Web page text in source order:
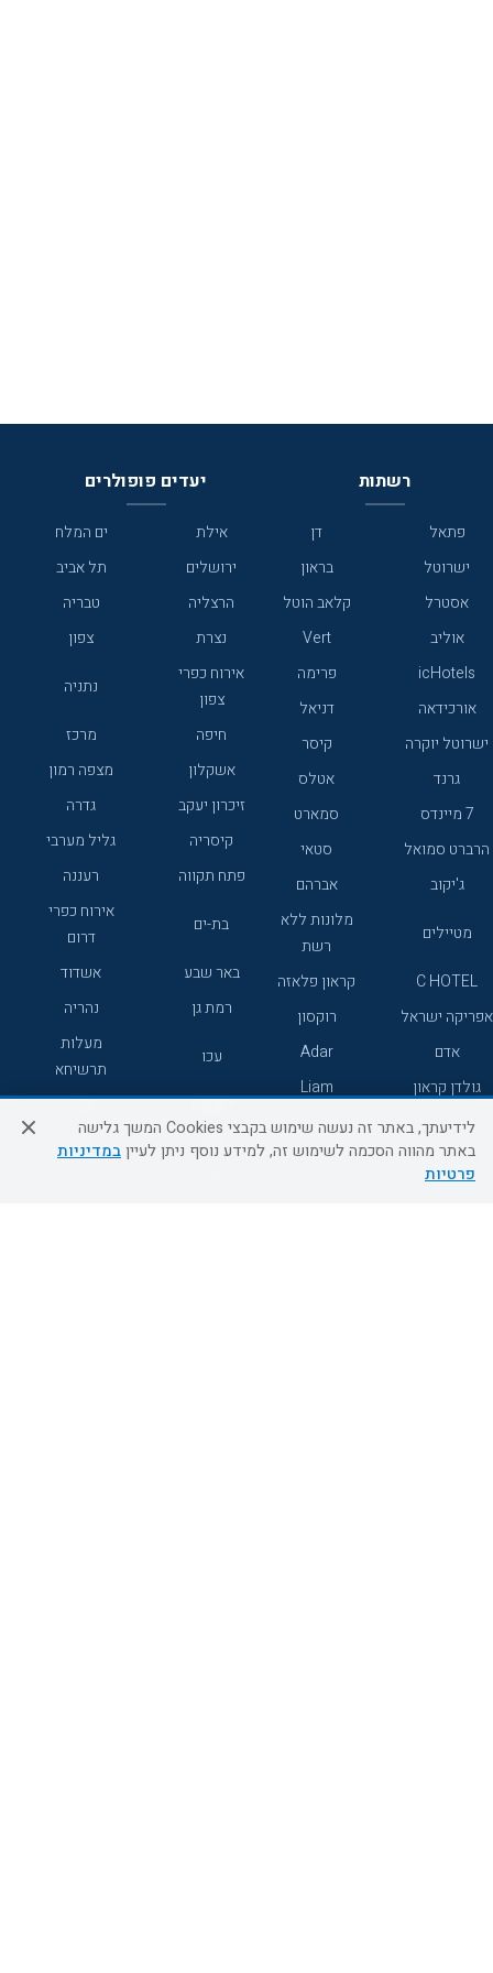
רשתות
פתאל
דן
ישרוטל
בראון
אסטרל
קלאב הוטל
אוליב
Vert
icHotels
פרימה
אורכידאה
דניאל
ישרוטל יוקרה
קיסר
גרנד
אטלס
7 מיינדס
סמארט
הרברט סמואל
סטאי
ג'יקוב
אברהם
מטיילים
מלונות ללא
רשת
C HOTEL
קראון פלאזה
אפריקה ישראל
רוקסון
אדם
Adar
גולדן קראון
Liam
יעדים פופולרים
אילת
ים המלח
ירושלים
תל אביב
הרצליה
טבריה
נצרת
צפון
אירוח כפרי
צפון
נתניה
חיפה
מרכז
אשקלון
מצפה רמון
זיכרון יעקב
גדרה
קיסריה
גליל מערבי
פתח תקווה
רעננה
בת-ים
אירוח כפרי
דרום
באר שבע
אשדוד
רמת גן
נהריה
עכו
מעלות
תרשיחא
רחובות
צפת
חדרה
דרום
לידיעתך, באתר זה נעשה שימוש בקבצי Cookies המשך גלישה
באתר מהווה הסכמה לשימוש זה, למידע נוסף ניתן לעייןבמדיניות
פרטיות